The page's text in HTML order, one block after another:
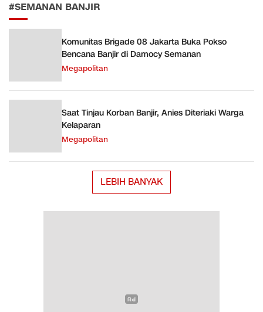
#SEMANAN BANJIR
Komunitas Brigade 08 Jakarta Buka Pokso
Bencana Banjir di Damocy Semanan
Megapolitan
Saat Tinjau Korban Banjir, Anies Diteriaki Warga
Kelaparan
Megapolitan
LEBIH BANYAK